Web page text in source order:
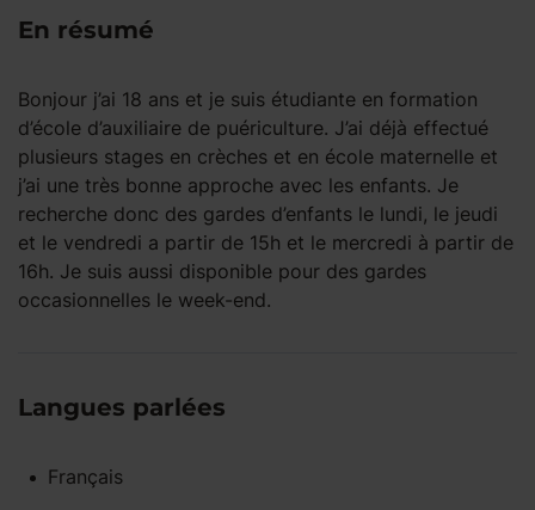
En résumé
Bonjour j’ai 18 ans et je suis étudiante en formation
d’école d’auxiliaire de puériculture. J’ai déjà effectué
plusieurs stages en crèches et en école maternelle et
j’ai une très bonne approche avec les enfants. Je
recherche donc des gardes d’enfants le lundi, le jeudi
et le vendredi a partir de 15h et le mercredi à partir de
16h. Je suis aussi disponible pour des gardes
occasionnelles le week-end.
Langues parlées
Français